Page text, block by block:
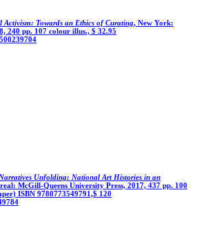
Activism: Towards an Ethics of Curating, New York:
240 pp. 107 colour illus., $ 32.95
Narratives Unfolding: National Art Histories in an
McGill-Queens University Press, 2017, 437 pp. 100
ISBN 9780773549791,$ 120